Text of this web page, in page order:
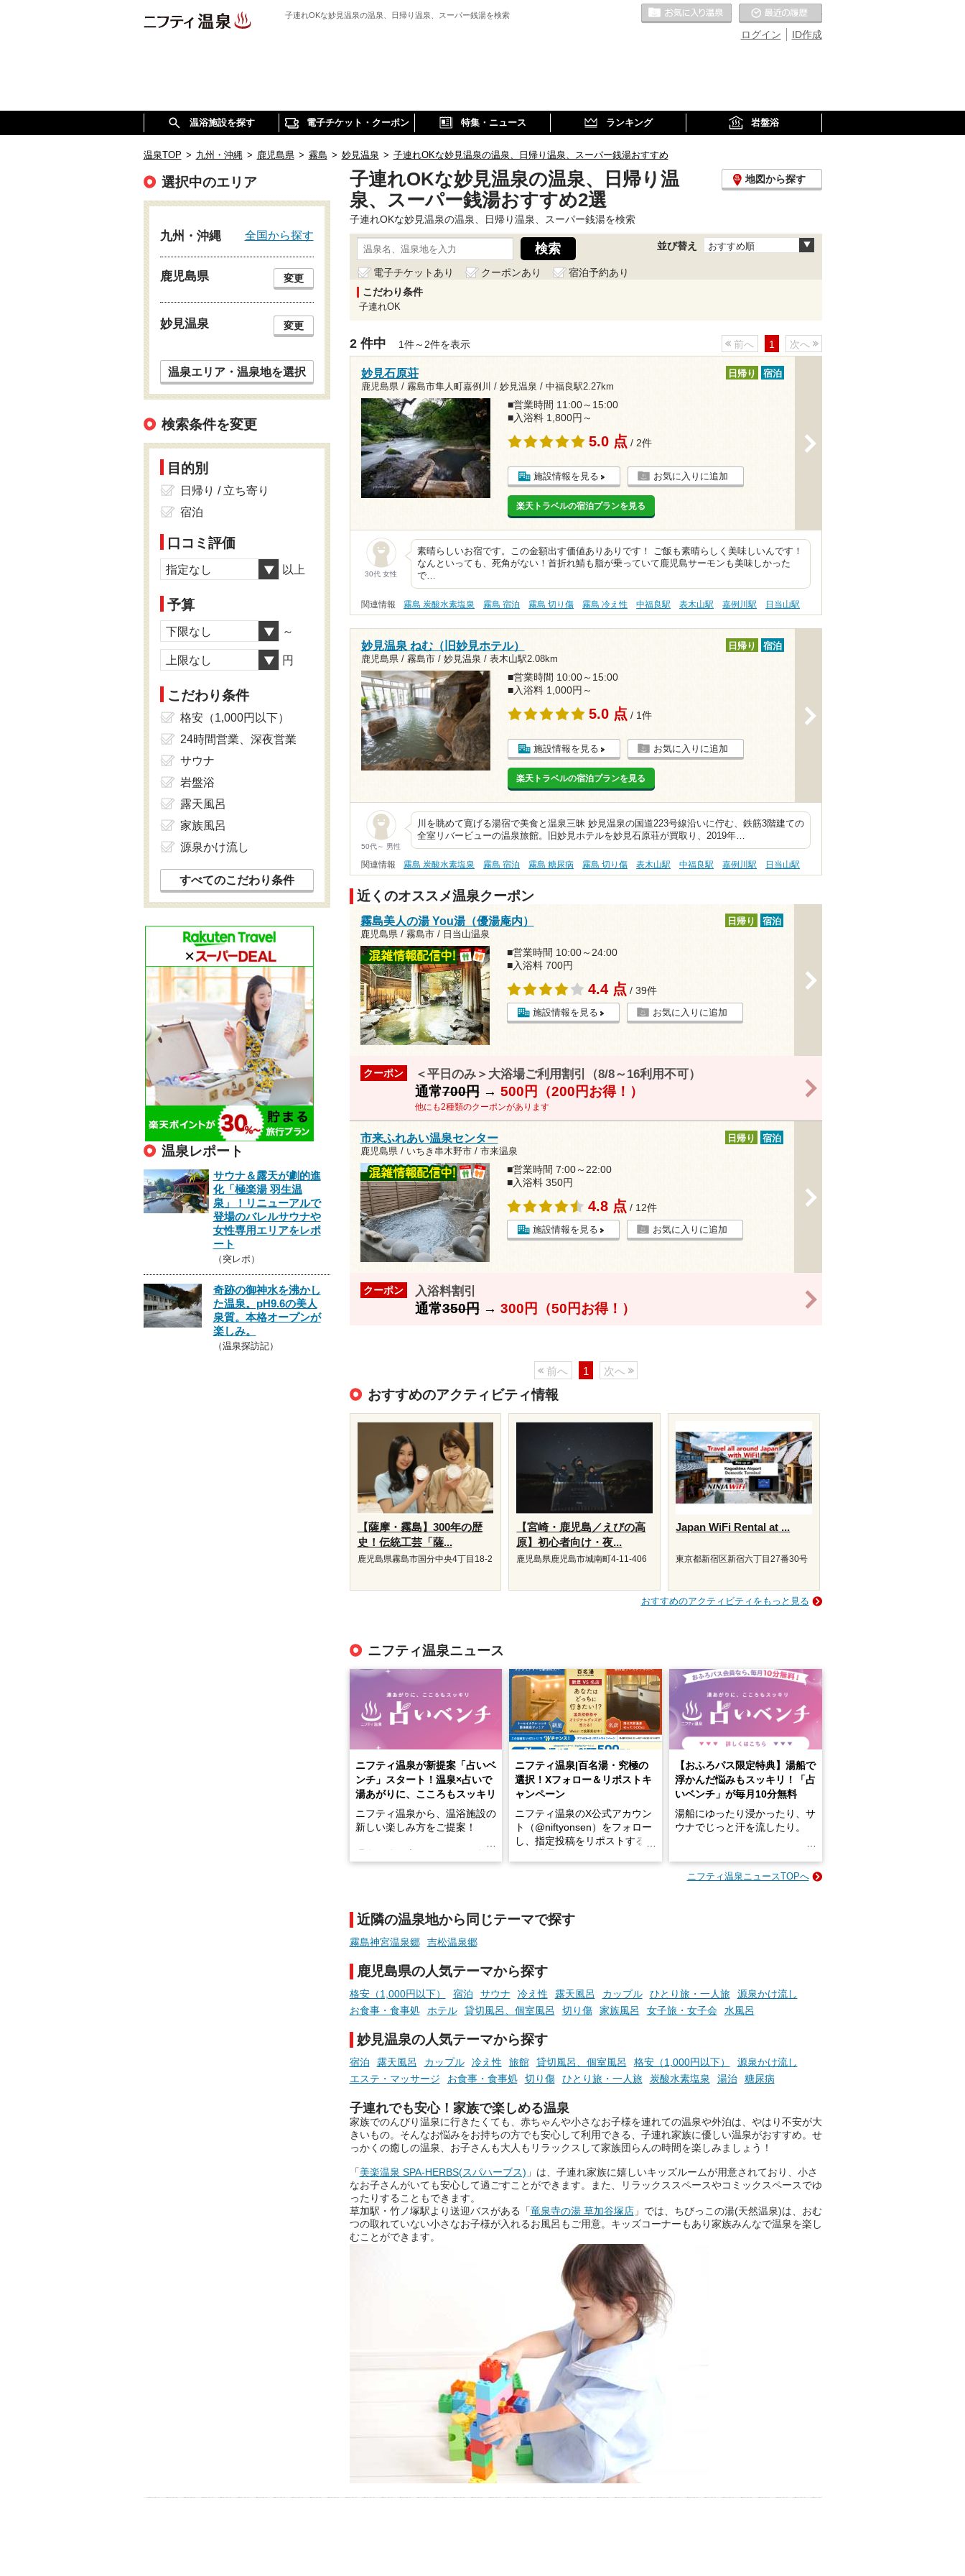
子連れOKな妙見温泉の温泉、日帰り温泉、スーパー銭湯を検索
ID作成
ログイン
お気に入りの温泉
温浴施設を探す 電子チケット・クーポン 特集・ニュース ランキング 岩盤浴
温泉TOP > 九州・沖縄 > 鹿児島県 > 霧島 > 妙見温泉 > 子連れOKな妙見温泉の温泉、日帰り温泉、スーパー銭湯おすすめ
子連れOKな妙見温泉の温泉、日帰り温
泉、スーパー銭湯おすすめ2選
地図から探す
子連れOKな妙見温泉の温泉、日帰り温泉、スーパー銭湯を検索
並び替え おすすめ順
電子チケットあり クーポンあり
宿泊予約あり
こだわり条件
子連れOK
2 件中 1件～2件を表示 前へ 1 次へ
妙見石原荘
鹿児島県 / 霧島市隼人町嘉例川 / 妙見温泉 / 中福良駅2.27km
日帰り 宿泊
■営業時間 11:00～15:00
■入浴料 1,800円～
5.0 点 / 2件
施設情報を見る お気に入りに追加
楽天トラベルの宿泊プランを見る
30代 女性
素晴らしいお宿です。この金額出す価値ありありです！ ご飯も素晴らしく美味しいんです！
なんといっても、死角がない！首折れ鯖も脂が乗っていて鹿児島サーモンも美味しかった
で…
関連情報 霧島 炭酸水素塩泉 霧島 宿泊 霧島 切り傷 霧島 冷え性 中福良駅 表木山駅 嘉例川駅 日当山駅
妙見温泉 ねむ（旧妙見ホテル）
鹿児島県 / 霧島市 / 妙見温泉 / 表木山駅2.08km
日帰り 宿泊
■営業時間 10:00～15:00
■入浴料 1,000円～
5.0 点 / 1件
施設情報を見る お気に入りに追加
楽天トラベルの宿泊プランを見る
50代～ 男性
川を眺めて寛げる湯宿で美食と温泉三昧 妙見温泉の国道223号線沿いに佇む、鉄筋3階建ての
全室リバービューの温泉旅館。旧妙見ホテルを妙見石原荘が買取り、2019年…
関連情報 霧島 炭酸水素塩泉 霧島 宿泊 霧島 糖尿病 霧島 切り傷 表木山駅 中福良駅 嘉例川駅 日当山駅
近くのオススメ温泉クーポン
霧島美人の湯 You湯（優湯庵内）
鹿児島県 / 霧島市 / 日当山温泉
日帰り 宿泊
■営業時間 10:00～24:00
■入浴料 700円
4.4 点 / 39件
施設情報を見る お気に入りに追加
クーポン ＜平日のみ＞大浴場ご利用割引（8/8～16利用不可）
通常700円→ 500円（200円お得！）
他にも2種類のクーポンがあります
市来ふれあい温泉センター
鹿児島県 / いちき串木野市 / 市来温泉
日帰り 宿泊
■営業時間 7:00～22:00
■入浴料 350円
4.8 点 / 12件
施設情報を見る お気に入りに追加
クーポン 入浴料割引
通常350円→ 300円（50円お得！）
前へ 1 次へ
おすすめのアクティビティ情報
【薩摩・霧島】300年の歴
史！伝統工芸「薩...
鹿児島県霧島市国分中央4丁目18-2
【宮崎・鹿児島／えびの高
原】初心者向け・夜...
鹿児島県鹿児島市城南町4-11-406
Japan WiFi Rental at ...
東京都新宿区新宿六丁目27番30号
おすすめのアクティビティをもっと見る
ニフティ温泉ニュース
ニフティ温泉が新提案「占いベ
ンチ」スタート！温泉×占いで
湯あがりに、こころもスッキリ
ニフティ温泉から、温浴施設の
新しい楽しみ方をご提案！
手相やタロットなど気軽に楽し
める占いで、“ととのう”おふろ
時間を、もっと特別に。
ニフティ温泉|百名湯・究極の
選択！Xフォロー＆リポストキ
ャンペーン
ニフティ温泉のX公式アカウン
ト（@niftyonsen）をフォロー
し、指定投稿をリポストする
【おふろパス限定特典】湯船で
浮かんだ悩みもスッキリ！「占
いベンチ」が毎月10分無料
湯船にゆったり浸かったり、サ
ウナでじっと汗を流したり。
そんな「一人でぼんやり過ごす
お風呂でリラックスしているか
らこそ向き合える、大切な自分
の本音。
りの温まった心のまま相談でき
たら素敵ですよね。
ニフティ温泉の「占いベンチ」
は、そんなあなたの心のつぶや
きをプロの占い師に相談するこ
とができるサービスです。
おふろパス会員様なら、この特
ニフティ温泉ニュースTOPへ
近隣の温泉地から同じテーマで探す
霧島神宮温泉郷 吉松温泉郷
鹿児島県の人気テーマから探す
格安（1,000円以下） 宿泊 サウナ 冷え性 露天風呂 カップル ひとり旅・一人旅
源泉かけ流し
お食事・食事処
ホテル 貸切風呂、個室風呂 切り傷 家族風呂 女子旅・女子会 水風呂
妙見温泉の人気テーマから探す
宿泊 露天風呂 カップル 冷え性 旅館 貸切風呂、個室風呂 格安（1,000円以下）
源泉かけ流し
エステ・マッサージ
お食事・食事処 切り傷 ひとり旅・一人旅 炭酸水素塩泉 湯治 糖尿病
子連れでも安心！家族で楽しめる温泉
家族でのんびり温泉に行きたくても、赤ちゃんや小さなお子様を連れての温泉や外泊は、やはり不安が大
きいもの。そんなお悩みをお持ちの方でも安心して利用できる、子連れ家族に優しい温泉がおすすめ。せ
っかくの癒しの温泉、お子さんも大人もリラックスして家族団らんの時間を楽しみましょう！
「美楽温泉 SPA-HERBS(スパハーブス) 」は、子連れ家族に嬉しいキッズルームが用意されており、小さ
なお子さんがいても安心して過ごすことができます。また、リラックススペースやコミックスペースでゆ
ったりすることもできます。
草加駅・竹ノ塚駅より送迎バスがある「竜泉寺の湯 草加谷塚店」では、ちびっこの湯(天然温泉)は、おむ
つの取れていない小さなお子様が入れるお風呂もご用意。キッズコーナーもあり家族みんなで温泉を楽し
むことができます。
選択中のエリア
九州・沖縄 全国から探す
鹿児島県 変更
妙見温泉 変更
温泉エリア・温泉地を選択
検索条件を変更
目的別
日帰り / 立ち寄り
宿泊
口コミ評価
指定なし 以上
予算
下限なし ～
上限なし 円
こだわり条件
格安（1,000円以下）
24時間営業、深夜営業
サウナ
岩盤浴
露天風呂
家族風呂
源泉かけ流し
すべてのこだわり条件
温泉レポート
サウナ＆露天が劇的進
化「極楽湯 羽生温
泉」！リニューアルで
登場のバレルサウナや
女性専用エリアをレポ
ート
（突レポ）
奇跡の御神水を沸かし
た温泉。pH9.6の美人
泉質。本格オープンが
楽しみ。
（温泉探訪記）